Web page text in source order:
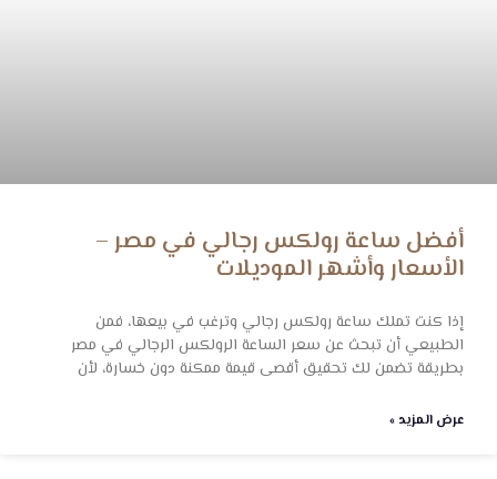
أفضل ساعة رولكس رجالي في مصر –
الأسعار وأشهر الموديلات
إذا كنت تملك ساعة رولكس رجالي وترغب في بيعها، فمن
الطبيعي أن تبحث عن سعر الساعة الرولكس الرجالي في مصر
بطريقة تضمن لك تحقيق أقصى قيمة ممكنة دون خسارة، لأن
عرض المزيد »